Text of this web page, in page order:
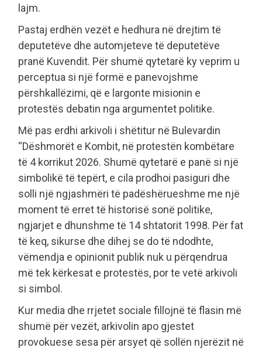
lajm.
Pastaj erdhën vezët e hedhura në drejtim të
deputetëve dhe automjeteve të deputetëve
pranë Kuvendit. Për shumë qytetarë ky veprim u
perceptua si një formë e panevojshme
përshkallëzimi, që e largonte misionin e
protestës debatin nga argumentet politike.
Më pas erdhi arkivoli i shëtitur në Bulevardin
“Dëshmorët e Kombit, në protestën kombëtare
të 4 korrikut 2026. Shumë qytetarë e panë si një
simbolikë të tepërt, e cila prodhoi pasiguri dhe
solli një ngjashmëri të padëshërueshme me një
moment të erret të historisë sonë politike,
ngjarjet e dhunshme të 14 shtatorit 1998. Për fat
të keq, sikurse dhe dihej se do të ndodhte,
vëmendja e opinionit publik nuk u përqendrua
më tek kërkesat e protestës, por te vetë arkivoli
si simbol.
Kur media dhe rrjetet sociale fillojnë të flasin më
shumë për vezët, arkivolin apo gjestet
provokuese sesa për arsyet që sollën njerëzit në